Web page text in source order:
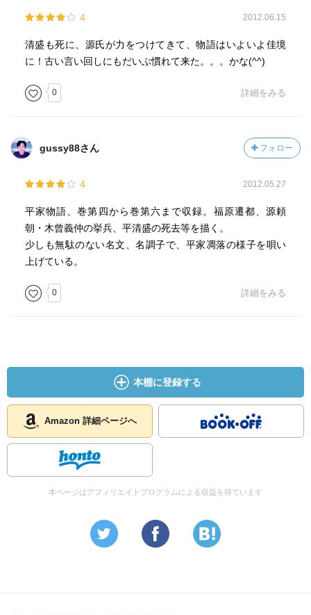
4 2012.06.15
清盛も死に、源氏が力をつけてきて、物語はいよいよ佳境
に！古い言い回しにもだいぶ慣れて来た。。。かな(^^)
0 詳細をみる
gussy88さん フォロー
4 2012.05.27
平家物語、巻第四から巻第六まで収録。福原遷都、源頼
朝・木曾義仲の挙兵、平清盛の死去等を描く。
少しも無駄のない名文、名調子で、平家凋落の様子を唄い
上げている。
0 詳細をみる
本棚に登録する
Amazon 詳細ページへ
本ページはアフィリエイトプログラムによる収益を得ています